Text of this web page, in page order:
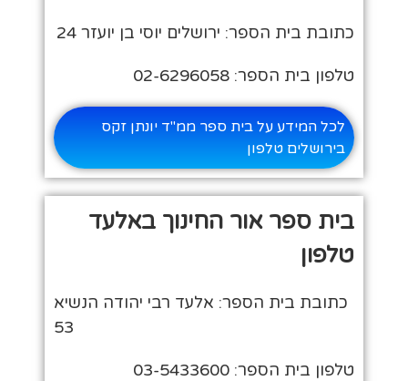
כתובת בית הספר: ירושלים יוסי בן יועזר 24
טלפון בית הספר: 02-6296058
לכל המידע על בית ספר ממ"ד יונתן זקס
בירושלים טלפון
בית ספר אור החינוך באלעד
טלפון
כתובת בית הספר: אלעד רבי יהודה הנשיא
53
טלפון בית הספר: 03-5433600